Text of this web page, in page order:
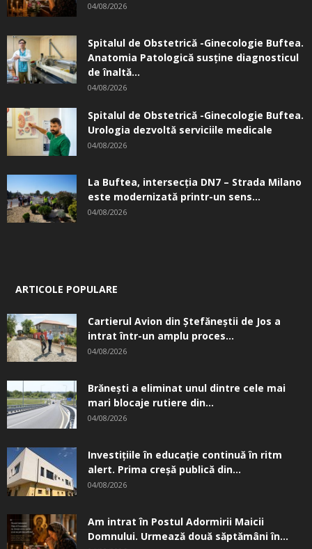
04/08/2026
Spitalul de Obstetrică -Ginecologie Buftea.
Anatomia Patologică susţine diagnosticul
de înaltă...
04/08/2026
Spitalul de Obstetrică -Ginecologie Buftea.
Urologia dezvoltă serviciile medicale
04/08/2026
La Buftea, intersecţia DN7 – Strada Milano
este modernizată printr-un sens...
04/08/2026
ARTICOLE POPULARE
Cartierul Avion din Ştefăneştii de Jos a
intrat într-un amplu proces...
04/08/2026
Brănești a eliminat unul dintre cele mai
mari blocaje rutiere din...
04/08/2026
Investițiile în educație continuă în ritm
alert. Prima creşă publică din...
04/08/2026
Am intrat în Postul Adormirii Maicii
Domnului. Urmează două săptămâni în...